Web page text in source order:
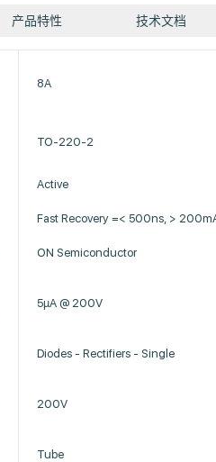
产品特性 技术文档
8A
TO-220-2
Active
Fast Recovery =< 500ns, >
ON Semiconductor
5µA @ 200V
Diodes - Rectifiers - Single
200V
Tube